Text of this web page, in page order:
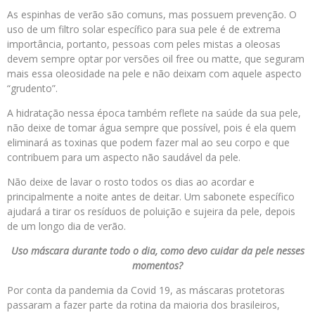
As espinhas de verão são comuns, mas possuem prevenção. O
uso de um filtro solar específico para sua pele é de extrema
importância, portanto, pessoas com peles mistas a oleosas
devem sempre optar por versões oil free ou matte, que seguram
mais essa oleosidade na pele e não deixam com aquele aspecto
“grudento”.
A hidratação nessa época também reflete na saúde da sua pele,
não deixe de tomar água sempre que possível, pois é ela quem
eliminará as toxinas que podem fazer mal ao seu corpo e que
contribuem para um aspecto não saudável da pele.
Não deixe de lavar o rosto todos os dias ao acordar e
principalmente a noite antes de deitar. Um sabonete específico
ajudará a tirar os resíduos de poluição e sujeira da pele, depois
de um longo dia de verão.
Uso máscara durante todo o dia, como devo cuidar da pele nesses
momentos?
Por conta da pandemia da Covid 19, as máscaras protetoras
passaram a fazer parte da rotina da maioria dos brasileiros,